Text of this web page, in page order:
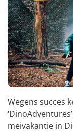
Wegens succes
meivakantie in